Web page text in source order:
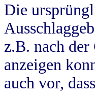
Die
z.B. nach
anzeigen
auch vor,